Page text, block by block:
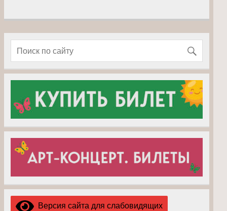
Версия сайта для слабовидящих